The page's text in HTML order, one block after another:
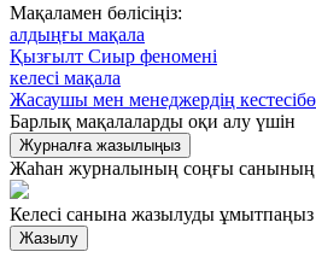
Мақаламен бөлісіңіз:
алдыңғы мақала
Қызғылт Сиыр феномені
келесі мақала
Жасаушы мен менеджердің
Барлық мақалаларды оқи алу үшiн
Журналға жазылыңыз
Жаһан журналының соңғы санының
Келесі санына жазылуды ұмытпаңыз
Жазылу